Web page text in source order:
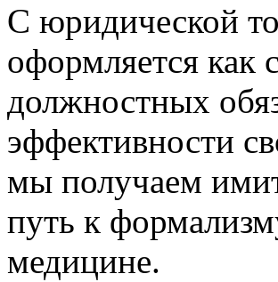
С юридической
оформляется как
должностных
эффективности
мы получаем
путь к
медицине.